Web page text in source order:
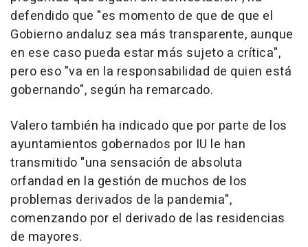
defendido que "es momento de que de que el
Gobierno andaluz sea más transparente, aunque
en ese caso pueda estar más sujeto a crítica",
pero eso "va en la responsabilidad de quien está
gobernando", según ha remarcado.
Valero también ha indicado que por parte de los
ayuntamientos gobernados por IU le han
transmitido "una sensación de absoluta
orfandad en la gestión de muchos de los
problemas derivados de la pandemia",
comenzando por el derivado de las residencias
de mayores.